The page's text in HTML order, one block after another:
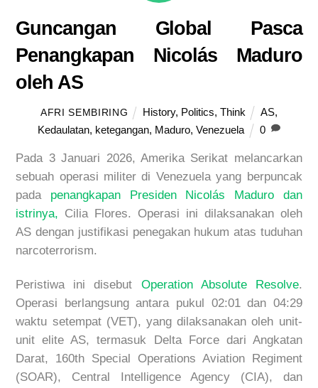
Guncangan Global Pasca
Penangkapan Nicolás Maduro
oleh AS
AFRI SEMBIRING History, Politics,Think AS,
Kedaulatan, ketegangan, Maduro,Venezuela 0
Pada 3 Januari 2026, Amerika Serikat melancarkan
sebuah operasi militer di Venezuela yang berpuncak
padapenangkapan Presiden Nicolás Maduro dan
istrinya, Cilia Flores. Operasi ini dilaksanakan oleh
AS dengan justifikasi penegakan hukum atas tuduhan
narcoterrorism.
Peristiwa ini disebut Operation Absolute Resolve.
Operasi berlangsung antara pukul 02:01 dan 04:29
waktu setempat (VET), yang dilaksanakan oleh unit-
unit elite AS, termasuk Delta Force dari Angkatan
Darat, 160th Special Operations Aviation Regiment
(SOAR), Central Intelligence Agency (CIA), dan